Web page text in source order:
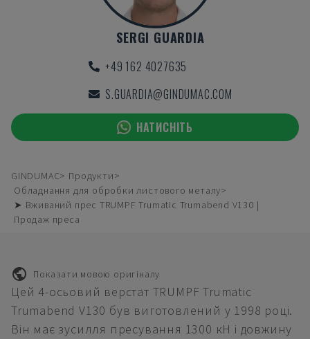
SERGI GUARDIA
+49 162 4027635
S.GUARDIA@GINDUMAC.COM
НАТИСНІТЬ
GINDUMAC
Продукти
Обладнання для обробки листового металу
➤ Вживаний прес TRUMPF Trumatic Trumabend V130 |
Продаж преса
Показати мовою оригіналу
Цей 4-осьовий верстат TRUMPF Trumatic
Trumabend V130 був виготовлений у 1998 році.
Він має зусилля пресування 1300 кН і довжину